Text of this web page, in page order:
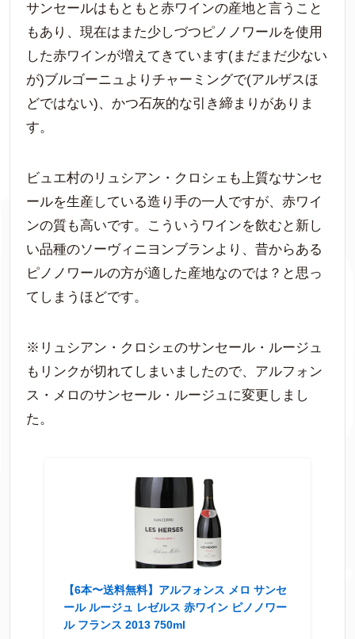
サンセールはもともと赤ワインの産地と言うこと
もあり、現在はまた少しづつピノノワールを使用
した赤ワインが増えてきています(まだまだ少ない
が)ブルゴーニュよりチャーミングで(アルザスほ
どではない)、かつ石灰的な引き締まりがありま
す。
ビュエ村のリュシアン・クロシェも上質なサンセ
ールを生産している造り手の一人ですが、赤ワイ
ンの質も高いです。こういうワインを飲むと新し
い品種のソーヴィニヨンブランより、昔からある
ピノノワールの方が適した産地なのでは？と思っ
てしまうほどです。
※リュシアン・クロシェのサンセール・ルージュ
もリンクが切れてしまいましたので、アルフォン
ス・メロのサンセール・ルージュに変更しまし
た。
【6本〜送料無料】アルフォンス メロ サンセ
ール ルージュ レゼルス 赤ワイン ピノノワー
ル フランス 2013 750ml